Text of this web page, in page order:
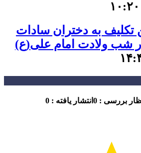
تکلیف به دختران سادات
شب ولادت امام علی(ع)
بررسی : 0
انتشار یافته : 0